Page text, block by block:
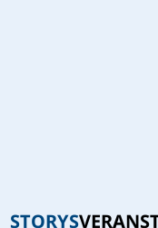
STORYS